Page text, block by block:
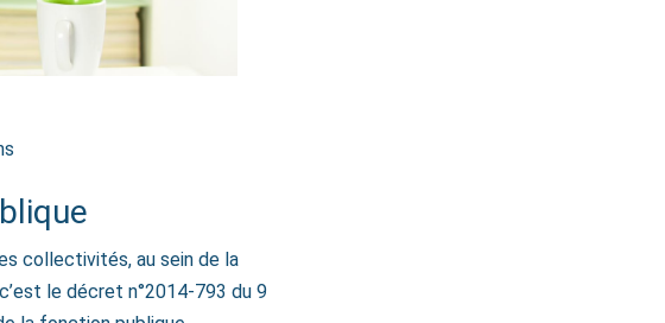
collectivités, au sein de la
le décret n°2014-793 du 9